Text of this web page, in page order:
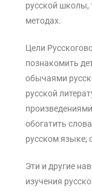
русской школы,
методах.
Цели
познакомить
обычаями
русской
обогатить
русском языке;
Эти и другие
изучения